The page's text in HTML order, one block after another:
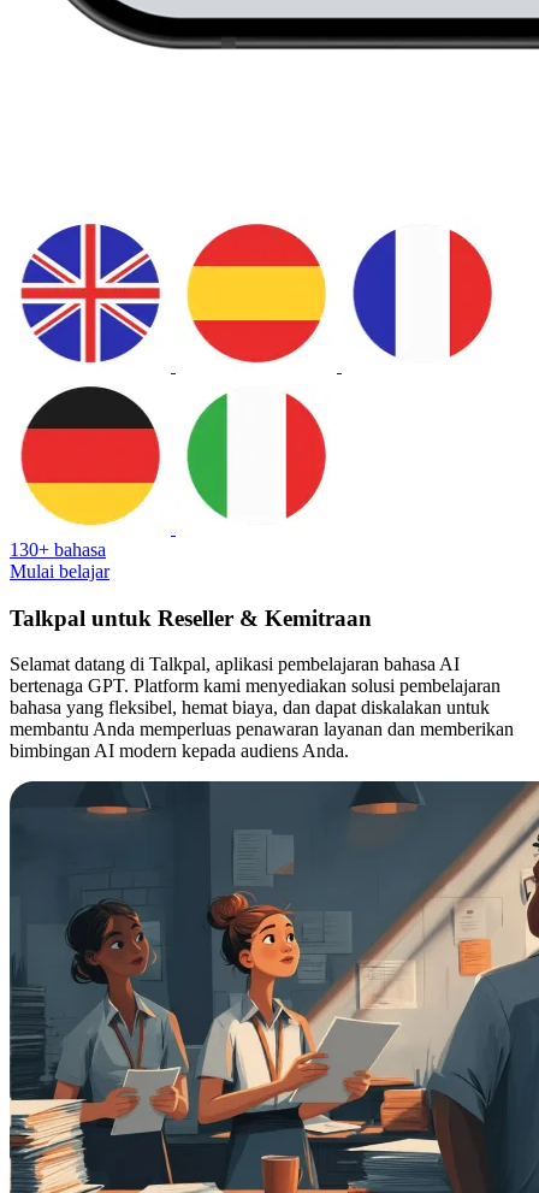
130+ bahasa
Mulai belajar
Talkpal untuk Reseller & Kemitraan
Selamat datang di Talkpal, aplikasi pembelajaran bahasa AI
bertenaga GPT. Platform kami menyediakan solusi pembelajaran
bahasa yang fleksibel, hemat biaya, dan dapat diskalakan untuk
membantu Anda memperluas penawaran layanan dan memberikan
bimbingan AI modern kepada audiens Anda.